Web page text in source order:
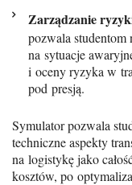
Zarządzanie
pozwala studentom
na sytuacje
i oceny ryzyka w
pod presją.
Symulator pozwala
techniczne aspekty
na logistykę jako
kosztów, po